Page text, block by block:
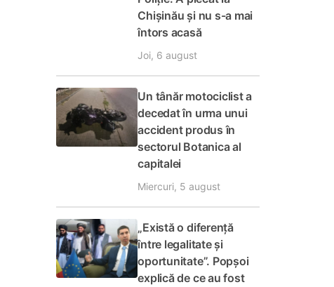
Chișinău și nu s-a mai
întors acasă
Joi, 6 august
Un tânăr motociclist a
decedat în urma unui
accident produs în
sectorul Botanica al
capitalei
Miercuri, 5 august
„Există o diferență
între legalitate și
oportunitate”. Popșoi
explică de ce au fost